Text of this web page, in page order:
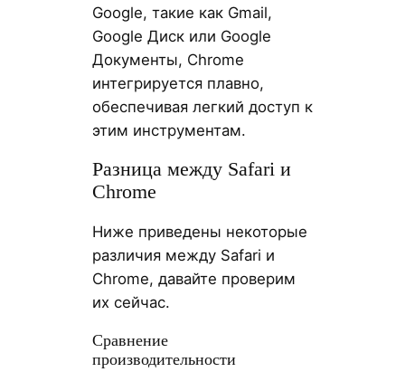
Google, такие как Gmail,
Google Диск или Google
Документы, Chrome
интегрируется плавно,
обеспечивая легкий доступ к
этим инструментам.
Разница между Safari и
Chrome
Ниже приведены некоторые
различия между Safari и
Chrome, давайте проверим
их сейчас.
Сравнение
производительности